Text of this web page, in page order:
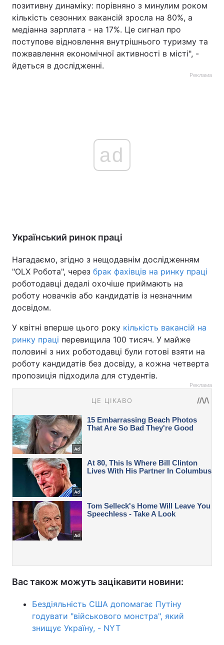
позитивну динаміку: порівняно з минулим роком
кількість сезонних вакансій зросла на 80%, а
медіанна зарплата - на 17%. Це сигнал про
поступове відновлення внутрішнього туризму та
пожвавлення економічної активності в місті", -
йдеться в дослідженні.
Реклама
ad
Український ринок праці
Нагадаємо, згідно з нещодавнім дослідженням
"OLX Робота", через брак фахівців на ринку праці
роботодавці дедалі охочіше приймають на
роботу новачків або кандидатів із незначним
досвідом.
У квітні вперше цього року кількість вакансій на
ринку праці перевищила 100 тисяч. У майже
половині з них роботодавці були готові взяти на
роботу кандидатів без досвіду, а кожна четверта
пропозиція підходила для студентів.
Реклама
Вас також можуть зацікавити новини:
Бездіяльність США допомагає Путіну
годувати "військового монстра", який
знищує Україну, - NYT